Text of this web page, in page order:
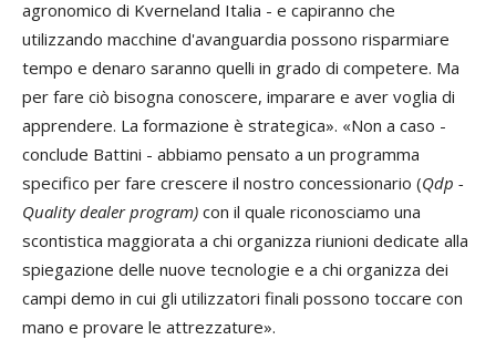
agronomico di Kverneland Italia - e capiranno che
utilizzando macchine d'avanguardia possono risparmiare
tempo e denaro saranno quelli in grado di competere. Ma
per fare ciò bisogna conoscere, imparare e aver voglia di
apprendere. La formazione è strategica». «Non a caso -
conclude Battini - abbiamo pensato a un programma
specifico per fare crescere il nostro concessionario (Qdp -
Quality dealer program) con il quale riconosciamo una
scontistica maggiorata a chi organizza riunioni dedicate alla
spiegazione delle nuove tecnologie e a chi organizza dei
campi demo in cui gli utilizzatori finali possono toccare con
mano e provare le attrezzature».